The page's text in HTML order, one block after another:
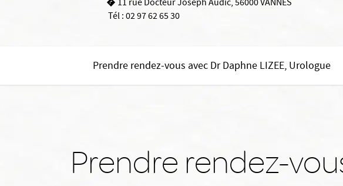
11 rue Docteur Joseph Audic, 56000 VANNES
Tél :02 97 62 65 30
Prendre rendez-vous avec Dr Daphne LIZEE, Urologue
Prendre rendez-